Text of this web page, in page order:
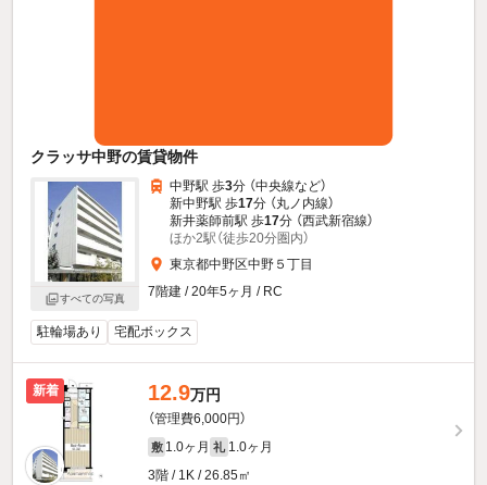
クラッサ中野の賃貸物件
すべての写真
中野駅 歩3分 （中央線など）
新中野駅 歩17分 （丸ノ内線）
新井薬師前駅 歩17分 （西武新宿線）
ほか2駅（徒歩20分圏内）
東京都中野区中野５丁目
7階建 / 20年5ヶ月 / RC
駐輪場あり 宅配ボックス
新着 12.9万円
（管理費6,000円）
敷 1.0ヶ月 礼 1.0ヶ月
3階 / 1K / 26.85㎡